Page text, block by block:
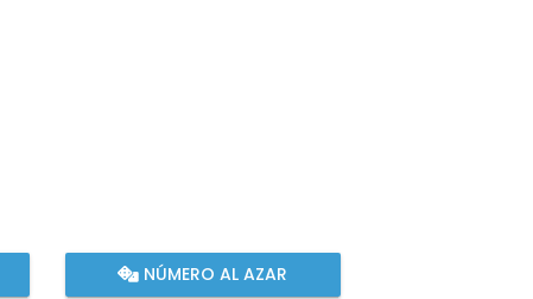
NÚMERO AL AZAR